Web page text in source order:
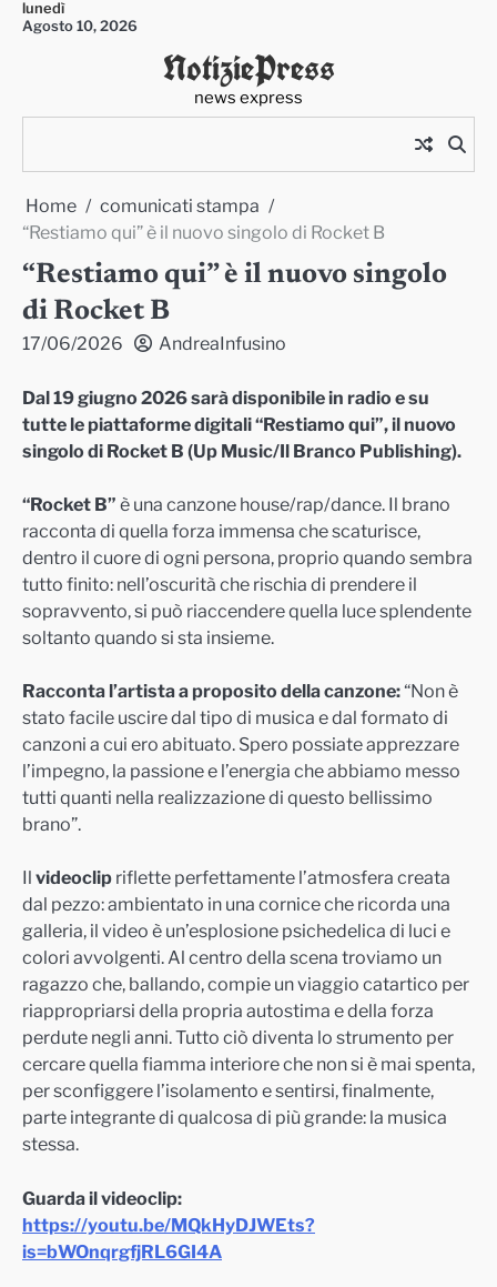
Skiplunedì
Agosto 10, 2026
NotiziePress
news express
Home
comunicati stampa
“Restiamo qui” è il nuovo singolo di Rocket B
“Restiamo qui” è il nuovo singolo
di Rocket B
17/06/2026 AndreaInfusino
Dal 19 giugno 2026 sarà disponibile in radio e su
tutte le piattaforme digitali “Restiamo qui”, il nuovo
singolo di Rocket B (Up Music/Il Branco Publishing).
“Rocket B” è una canzone house/rap/dance. Il brano
racconta di quella forza immensa che scaturisce,
dentro il cuore di ogni persona, proprio quando sembra
tutto finito: nell’oscurità che rischia di prendere il
sopravvento, si può riaccendere quella luce splendente
soltanto quando si sta insieme.
Racconta l’artista a proposito della canzone:“Non è
stato facile uscire dal tipo di musica e dal formato di
canzoni a cui ero abituato. Spero possiate apprezzare
l’impegno, la passione e l’energia che abbiamo messo
tutti quanti nella realizzazione di questo bellissimo
brano”.
Il videoclip riflette perfettamente l’atmosfera creata
dal pezzo: ambientato in una cornice che ricorda una
galleria, il video è un’esplosione psichedelica di luci e
colori avvolgenti. Al centro della scena troviamo un
ragazzo che, ballando, compie un viaggio catartico per
riappropriarsi della propria autostima e della forza
perdute negli anni. Tutto ciò diventa lo strumento per
cercare quella fiamma interiore che non si è mai spenta,
per sconfiggere l’isolamento e sentirsi, finalmente,
parte integrante di qualcosa di più grande: la musica
stessa.
Guarda il videoclip:
https://youtu.be/MQkHyDJWEts?
is=bWOnqrgfjRL6GI4A